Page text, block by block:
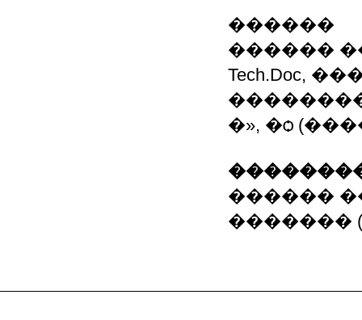
������
������ ��,
Tech.Doc,
�», �ѻ
������
������� (8-